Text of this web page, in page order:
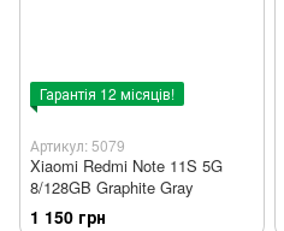
Гарантія 12 місяців!
Артикул: 5079
Xiaomi Redmi Note 11S 5G
8/128GB Graphite Gray
1 150 грн